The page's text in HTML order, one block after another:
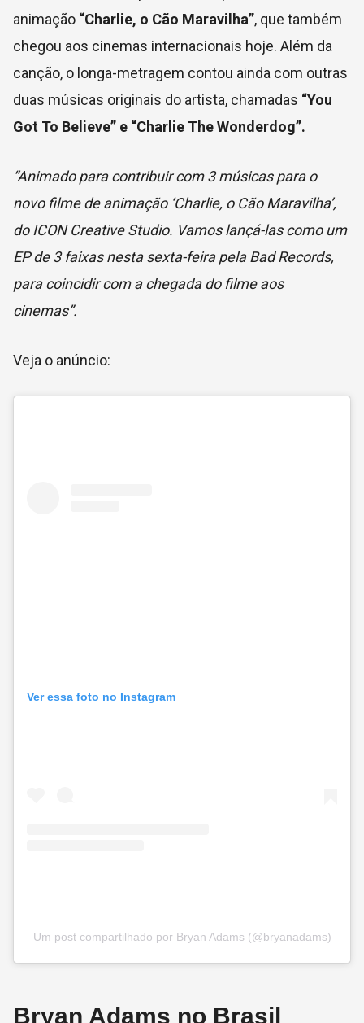
animação “Charlie, o Cão Maravilha”, que também
chegou aos cinemas internacionais hoje. Além da
canção, o longa-metragem contou ainda com outras
duas músicas originais do artista, chamadas “You
Got To Believe” e “Charlie The Wonderdog”.
“Animado para contribuir com 3 músicas para o
novo filme de animação ‘Charlie, o Cão Maravilha’,
do ICON Creative Studio. Vamos lançá-las como um
EP de 3 faixas nesta sexta-feira pela Bad Records,
para coincidir com a chegada do filme aos
cinemas”.
Veja o anúncio:
Ver essa foto no Instagram
Um post compartilhado por Bryan Adams (@bryanadams)
Bryan Adams no Brasil